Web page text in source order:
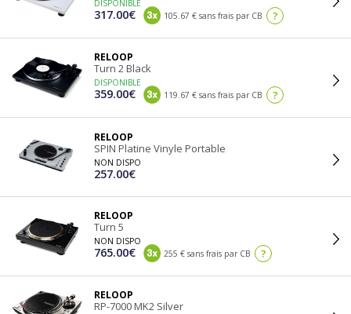
DISPONIBLE
317.00€ 105.67 € sans frais par CB ?
RELOOP
Turn 2 Black
DISPONIBLE
359.00€ 119.67 € sans frais par CB ?
RELOOP
SPIN Platine Vinyle Portable
NON DISPO
257.00€
RELOOP
Turn 5
NON DISPO
765.00€ 255 € sans frais par CB ?
RELOOP
RP-7000 MK2 Silver